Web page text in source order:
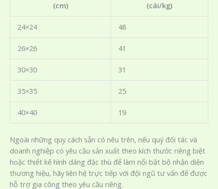
(cm)
(cái/kg)
24×24 48
26×26 41
30×30 31
35×35 25
40×40 19
Ngoài những quy cách sẵn có nêu trên, nếu quý đối tác và
doanh nghiệp có yêu cầu sản xuất theo kích thước riêng biệt
hoặc thiết kế hình dáng đặc thù để làm nổi bật bộ nhận diện
thương hiệu, hãy liên hệ trực tiếp với đội ngũ tư vấn để được
hỗ trợ gia công theo yêu cầu riêng.